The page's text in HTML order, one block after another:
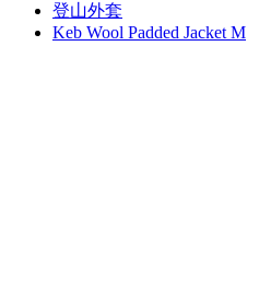
登山外套
Keb Wool Padded Jacket M